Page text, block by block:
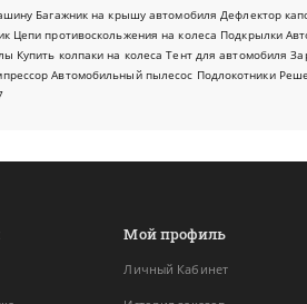
Багажник на крышу автомобиля Дефлектор
Цепи противоскольжения на колеса Подкрылки
Купить колпаки на колеса Тент для автомобиля
Автомобильный пылесос Подлокотники
Мой профиль
Личный Кабинет